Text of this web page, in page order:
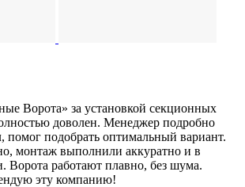
Ворота» за установкой секционных
доволен. Менеджер подробно
помог подобрать оптимальный вариант.
монтаж выполнили аккуратно и в
Ворота работают плавно, без шума.
эту компанию!